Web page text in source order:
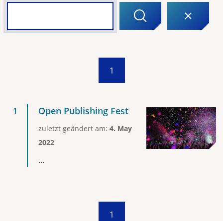
1
Open Publishing Fest
zuletzt geändert am: 4. May
2022
...
1